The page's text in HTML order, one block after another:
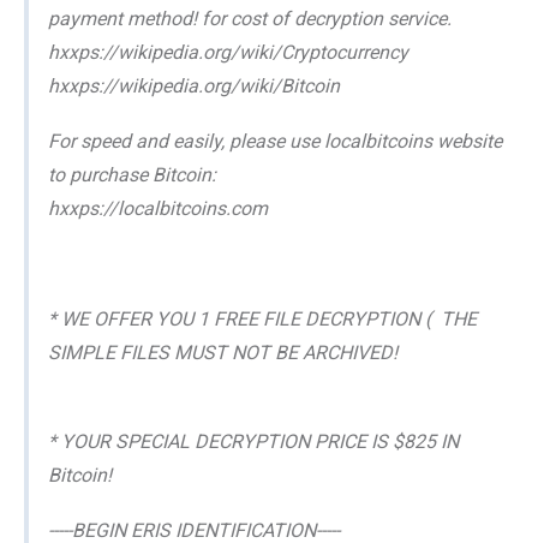
payment method! for cost of decryption service.
hxxps://wikipedia.org/wiki/Cryptocurrency
hxxps://wikipedia.org/wiki/Bitcoin
For speed and easily, please use localbitcoins website
to purchase Bitcoin:
hxxps://localbitcoins.com
* WE OFFER YOU 1 FREE FILE DECRYPTION ( THE
SIMPLE FILES MUST NOT BE ARCHIVED!
* YOUR SPECIAL DECRYPTION PRICE IS $825 IN
Bitcoin!
-----BEGIN ERIS IDENTIFICATION-----